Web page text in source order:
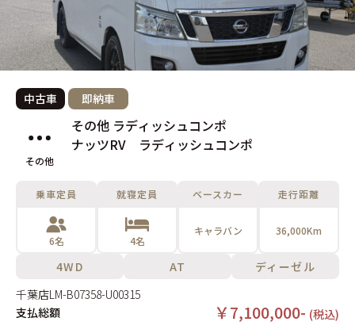
中古車 即納車
その他
その他 ラディッシュコンポ
ナッツRV ラディッシュコンポ
乗車定員
6名
就寝定員
4名
ベースカー
キャラバン
走行距離
36,000Km
4WD AT
ディーゼル
千葉店LM-B07358-U00315
支払総額
￥7,100,000- (税込)